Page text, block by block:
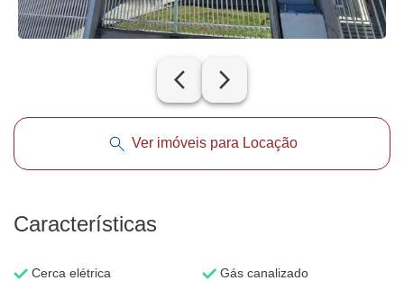
arrow_back_ios_new arrow_forward_ios
Ver imóveis para Locação
Características
Cerca elétrica Gás canalizado